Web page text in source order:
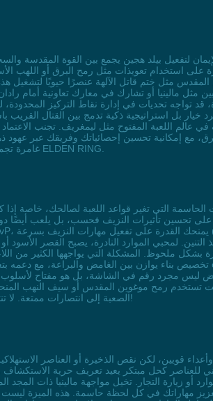
على استخدام تعويذات مثل رمح البرق أو
مثل ختم قاتل الآلهة عنصرًا حيويًا لتشغيل
مالينيا أو تشارك في معارك تعاونية أمام
تواجه تحديات في إدارة نقاط التركيز
خيار بل استراتيجية ذكية تدمج بين القتال
عالم اللعبة المفتوح مثل ليمغريف. تجنب
مع إمكانية تحسين إحصائياتك وفريقك عبر عهود
غامرة تجمع بين الهجوم والحماية والقدرة على الاستمرارية، مما يجعلك تبرز كلاعب مُبتكر في مجتمع ELDEN RING.
على تحسين تأثيرات النزيف فحسب، بل يلعب أيضًا
التنين. لمحبي الموارد النادرة، يصبح القصر
بشكل ملحوظ. المشكلة التي يواجهها الكثير من
ليس مجرد رقم في الشاشة، بل هو مفتاح
تستخدم رمح موغوين المقدس أو سيف النهب
الصعبة إلى انتصارات ممتعة. لا تنتظر حتى ينقض عليك فناء القاتل، بل اجعل الغامض درعك الهجومي والدفاعي في آن واحد!
للعناصر كحل مبتكر يعيد تعريف حرية
أو زيارة التجار. تخيل مواجهة مالينيا ذات
لتعزيز مهاراتك في كل لحظة حاسمة. هذه الميزة